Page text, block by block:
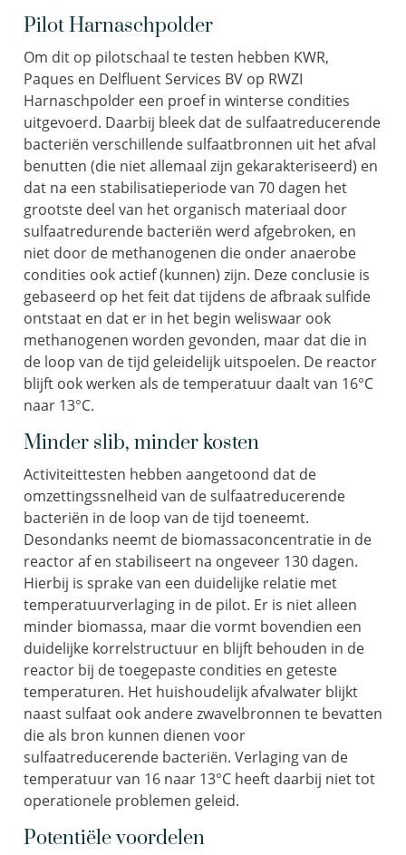
Pilot Harnaschpolder
Om dit op pilotschaal te testen hebben KWR,
Paques en Delfluent Services BV op RWZI
Harnaschpolder een proef in winterse condities
uitgevoerd. Daarbij bleek dat de sulfaatreducerende
bacteriën verschillende sulfaatbronnen uit het afval
benutten (die niet allemaal zijn gekarakteriseerd) en
dat na een stabilisatieperiode van 70 dagen het
grootste deel van het organisch materiaal door
sulfaatredurende bacteriën werd afgebroken, en
niet door de methanogenen die onder anaerobe
condities ook actief (kunnen) zijn. Deze conclusie is
gebaseerd op het feit dat tijdens de afbraak sulfide
ontstaat en dat er in het begin weliswaar ook
methanogenen worden gevonden, maar dat die in
de loop van de tijd geleidelijk uitspoelen. De reactor
blijft ook werken als de temperatuur daalt van 16°C
naar 13°C.
Minder slib, minder kosten
Activiteittesten hebben aangetoond dat de
omzettingssnelheid van de sulfaatreducerende
bacteriën in de loop van de tijd toeneemt.
Desondanks neemt de biomassaconcentratie in de
reactor af en stabiliseert na ongeveer 130 dagen.
Hierbij is sprake van een duidelijke relatie met
temperatuurverlaging in de pilot. Er is niet alleen
minder biomassa, maar die vormt bovendien een
duidelijke korrelstructuur en blijft behouden in de
reactor bij de toegepaste condities en geteste
temperaturen. Het huishoudelijk afvalwater blijkt
naast sulfaat ook andere zwavelbronnen te bevatten
die als bron kunnen dienen voor
sulfaatreducerende bacteriën. Verlaging van de
temperatuur van 16 naar 13°C heeft daarbij niet tot
operationele problemen geleid.
Potentiële voordelen